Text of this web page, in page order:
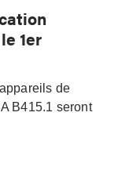
1er
de
B415.1 seront